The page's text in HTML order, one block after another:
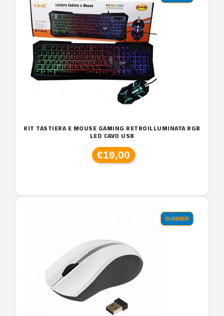
KIT TASTIERA E MOUSE GAMING RETROILLUMINATA RGB
LED CAVO USB
€19,00
SUMMER